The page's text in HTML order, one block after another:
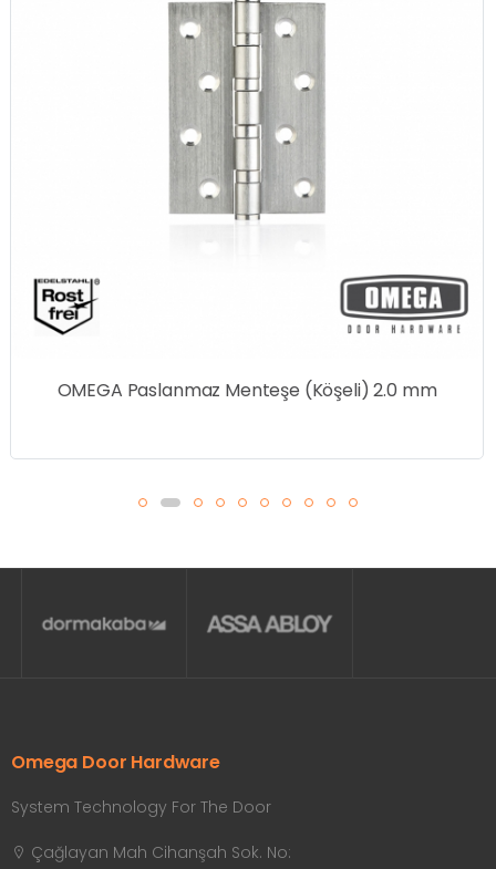
OMEGA Paslanmaz Menteşe (Köşeli) 2.0 mm
Omega Door Hardware
System Technology For The Door
Çağlayan Mah Cihanşah Sok. No: